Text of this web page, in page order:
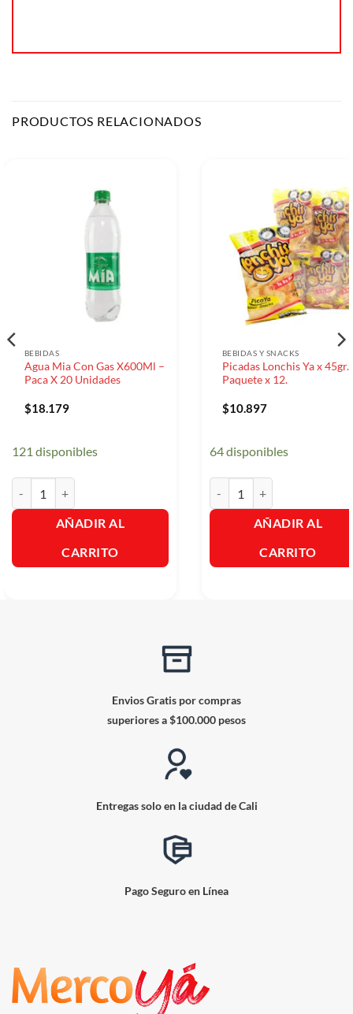
PRODUCTOS RELACIONADOS
BEBIDAS
Agua Mia Con Gas X600Ml –
Paca X 20 Unidades
$18.179
121 disponibles
AÑADIR AL
CARRITO
BEBIDAS Y SNACKS
Picadas Lonchis Ya x 45gr.
Paquete x 12.
$10.897
64 disponibles
AÑADIR AL
CARRITO
Envios Gratis por compras
superiores a $100.000 pesos
Entregas solo en la ciudad de Cali
Pago Seguro en Línea